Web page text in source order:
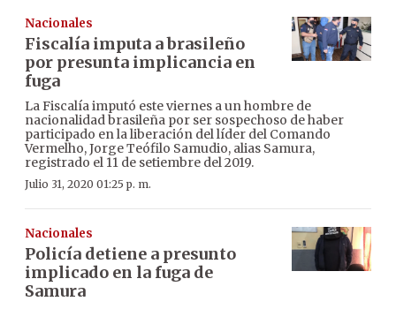
Nacionales
Fiscalía imputa a brasileño
por presunta implicancia en
fuga
La Fiscalía imputó este viernes a un hombre de
nacionalidad brasileña por ser sospechoso de haber
participado en la liberación del líder del Comando
Vermelho, Jorge Teófilo Samudio, alias Samura,
registrado el 11 de setiembre del 2019.
Julio 31, 2020 01:25 p. m.
Nacionales
Policía detiene a presunto
implicado en la fuga de
Samura